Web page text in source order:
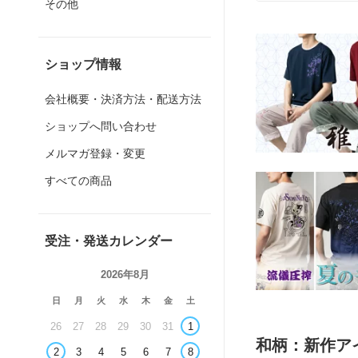
その他
ショップ情報
会社概要・決済方法・配送方法
ショップへ問い合わせ
メルマガ登録・変更
すべての商品
受注・発送カレンダー
2026年8月
日 月 火 水 木 金 土
26 27 28 29 30 31 1
2 3 4 5 6 7 8 和柄：新作ア